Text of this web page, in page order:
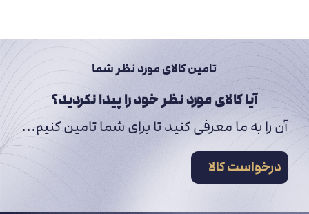
تامین کالای مورد نظر شما
آیا کالای مورد نظر خود را پیدا نکردید؟
آن را به ما معرفی کنید تا برای شما تامین کنیم...
درخواست کالا